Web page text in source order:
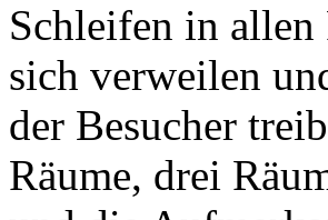
Schleifen in allen
sich verweilen
der Besucher
Räume, drei